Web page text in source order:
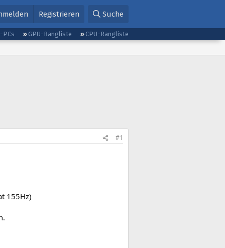
Registrieren Suche
PCs GPU-Rangliste
CPU-Rangliste
#1
155Hz)